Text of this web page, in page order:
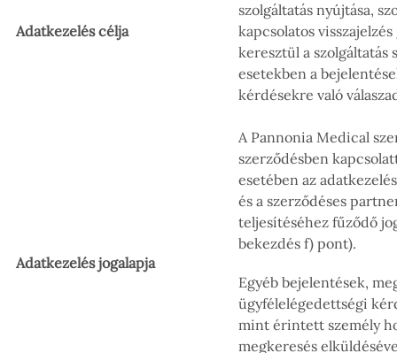
Adatkezelés célja
szolgáltatás nyújtása,
kapcsolatos
keresztül a szolgáltatás
esetekben a
kérdésekre való
Adatkezelés jogalapja
A Pannonia Medical
szerződésben
esetében az
és a szerződéses
teljesítéséhez fűződő
bekezdés f) pont).
Egyéb bejelentések,
ügyfélelégedettségi
mint érintett személy
megkeresés